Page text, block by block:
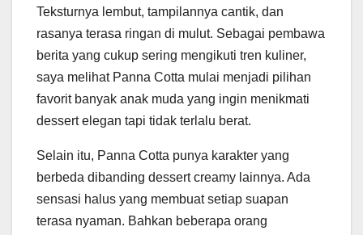
Teksturnya lembut, tampilannya cantik, dan
rasanya terasa ringan di mulut. Sebagai pembawa
berita yang cukup sering mengikuti tren kuliner,
saya melihat Panna Cotta mulai menjadi pilihan
favorit banyak anak muda yang ingin menikmati
dessert elegan tapi tidak terlalu berat.
Selain itu, Panna Cotta punya karakter yang
berbeda dibanding dessert creamy lainnya. Ada
sensasi halus yang membuat setiap suapan
terasa nyaman. Bahkan beberapa orang